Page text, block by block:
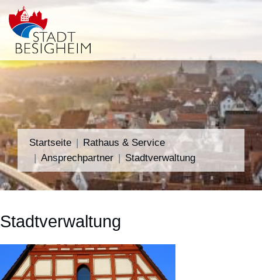
Startseite
Rathaus & Service
Ansprechpartner
Stadtverwaltung
Stadtverwaltung